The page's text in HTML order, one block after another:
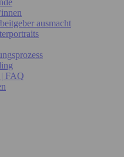
ausmacht
FAQ